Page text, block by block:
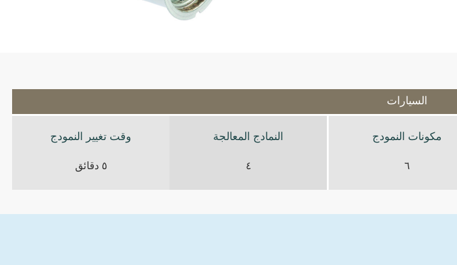
السيارات
مكونات النمودج
٦
النمادج المعالجة
٤
وقت تغيير النمودج
٥ دقائق